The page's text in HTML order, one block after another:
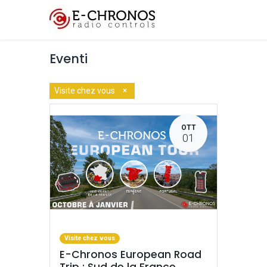
Eventi
Visite chez vous ×
OTT
01
Visite chez vous
E-Chronos European Road